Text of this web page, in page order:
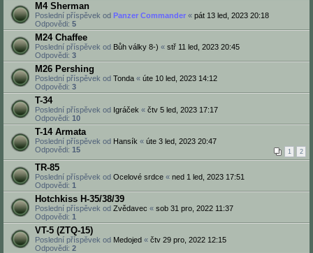
M4 Sherman
Poslední příspěvek od Panzer Commander « pát 13 led, 2023 20:18
Odpovědi: 5
M24 Chaffee
Poslední příspěvek od Bůh války 8-) « stř 11 led, 2023 20:45
Odpovědi: 3
M26 Pershing
Poslední příspěvek od Tonda « úte 10 led, 2023 14:12
Odpovědi: 3
T-34
Poslední příspěvek od Igráček « čtv 5 led, 2023 17:17
Odpovědi: 10
T-14 Armata
Poslední příspěvek od Hansík « úte 3 led, 2023 20:47
Odpovědi: 15 1 2
TR-85
Poslední příspěvek od Ocelové srdce « ned 1 led, 2023 17:51
Odpovědi: 1
Hotchkiss H-35/38/39
Poslední příspěvek od Zvědavec « sob 31 pro, 2022 11:37
Odpovědi: 1
VT-5 (ZTQ-15)
Poslední příspěvek od Medojed « čtv 29 pro, 2022 12:15
Odpovědi: 2